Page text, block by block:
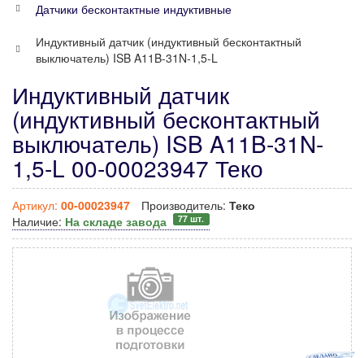
Датчики бесконтактные индуктивные
Индуктивный датчик (индуктивный бесконтактный
выключатель) ISB A11B-31N-1,5-L
Индуктивный датчик
(индуктивный бесконтактный
выключатель) ISB A11B-31N-
1,5-L 00-00023947 Теко
Артикул: 00-00023947 Производитель: Теко
Наличие: На складе завода 77 шт.